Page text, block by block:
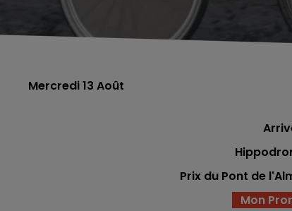
Mercredi 13 Août
Prix du Pont de
Mon